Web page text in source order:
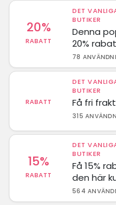
20%
RABATT
DET
BUTIKER
Denna
20%
78
RABATT
DET
BUTIKER
Få fri
315
15%
RABATT
DET
BUTIKER
Få 15%
den här
564